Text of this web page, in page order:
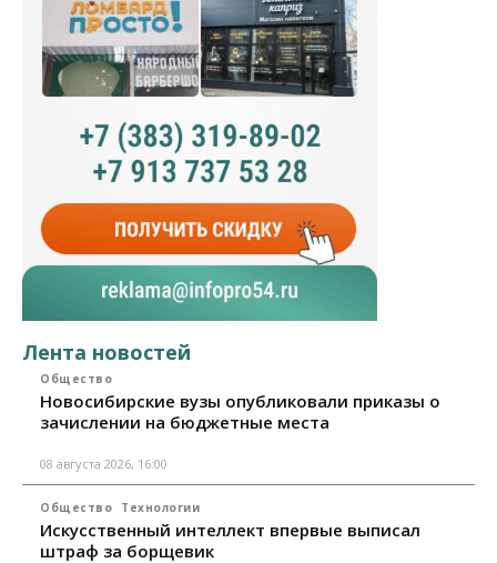
Лента новостей
Общество
Новосибирские вузы опубликовали приказы о
зачислении на бюджетные места
08 августа 2026, 16:00
Общество Технологии
Искусственный интеллект впервые выписал
штраф за борщевик